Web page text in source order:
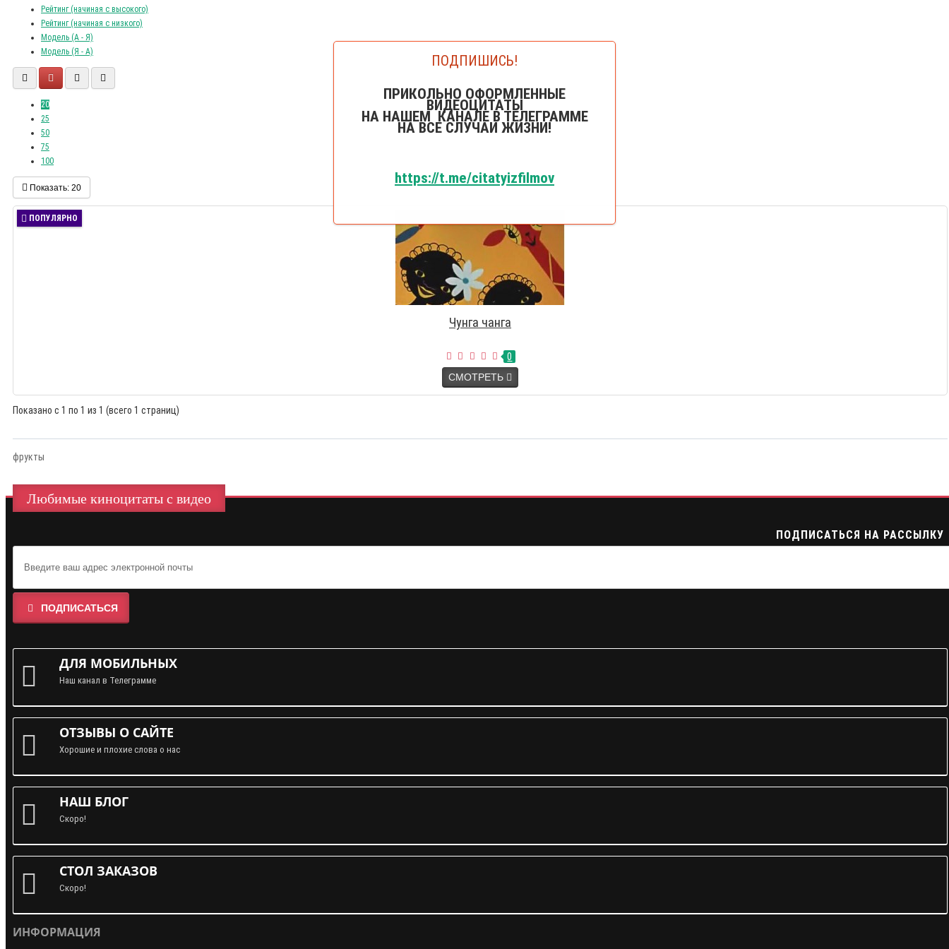
Рейтинг (начиная с высокого)
Рейтинг (начиная с низкого)
Модель (А - Я)
Модель (Я - А)
20
25
50
75
100
Показать: 20
ПОПУЛЯРНО
Чунга чанга
0
СМОТРЕТЬ
Показано с 1 по 1 из 1 (всего 1 страниц)
фрукты
Любимые киноцитаты с видео
ПОДПИСАТЬСЯ НА РАССЫЛКУ
ПОДПИСАТЬСЯ
ДЛЯ МОБИЛЬНЫХ
Наш канал в Телеграмме
ОТЗЫВЫ О САЙТЕ
Хорошие и плохие слова о нас
НАШ БЛОГ
Скоро!
СТОЛ ЗАКАЗОВ
Скоро!
ИНФОРМАЦИЯ
ПОДПИШИСЬ!
ПРИКОЛЬНО ОФОРМЛЕННЫЕ
ВИДЕОЦИТАТЫ
НА НАШЕМ КАНАЛЕ В ТЕЛЕГРАММЕ
НА ВСЕ СЛУЧАИ ЖИЗНИ!
https://t.me/citatyizfilmov